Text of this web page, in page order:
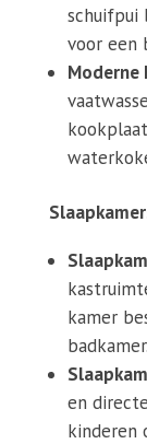
voor een
Moderne
kamer
badkamer.
en
kinderen